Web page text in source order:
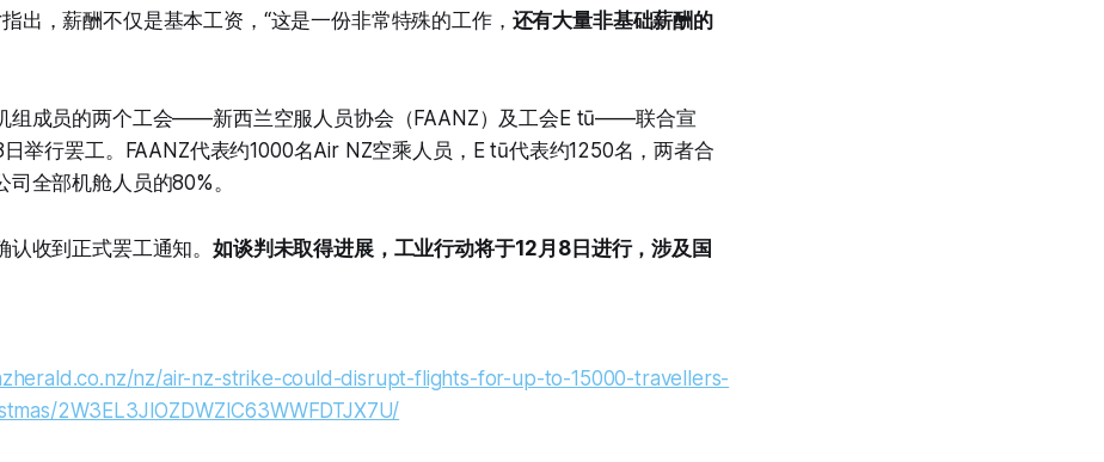
出，薪酬不仅是基本工资，“这是一份非常特殊的工作， 还有大量非基础薪酬的
组成员的两个工会——新西兰空服人员协会（FAANZ）及工会E tū——联合宣
举行罢工。FAANZ代表约1000名Air NZ空乘人员，E tū代表约1250名，两者合
司全部机舱人员的80%。
认收到正式罢工通知。如谈判未取得进展，工业行动将于12月8日进行，涉及国
nz/air-nz-strike-could-disrupt-flights-for-up-to-15000-travellers-
2W3EL3JIOZDWZIC63WWFDTJX7U/